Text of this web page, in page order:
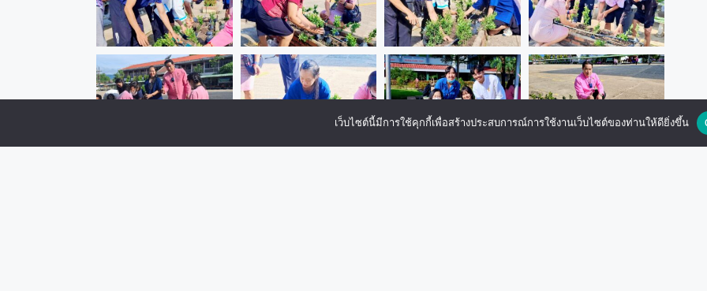
เว็บไซต์นี้มีการใช้คุกกี้เพื่อสร้างประสบการณ์การใช้งานเว็บไซต์ของท่านให้ดียิ่งขึ้น